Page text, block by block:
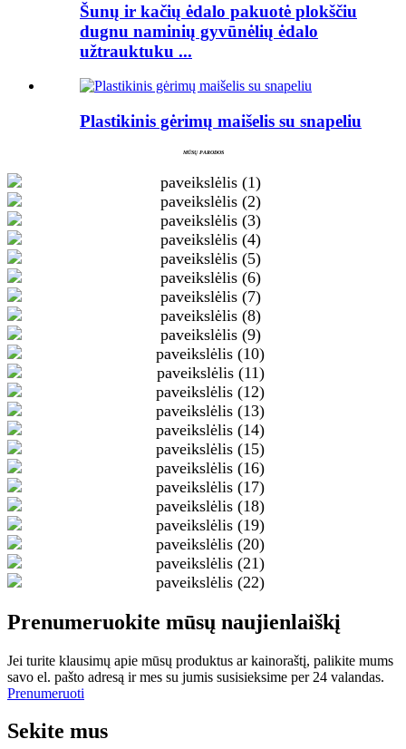
Šunų ir kačių ėdalo pakuotė plokščiu
dugnu naminių gyvūnėlių ėdalo
užtrauktuku ...
Plastikinis gėrimų maišelis su snapeliu
MŪSŲ PARODOS
Prenumeruokite mūsų naujienlaiškį
Jei turite klausimų apie mūsų produktus ar kainoraštį, palikite mums
savo el. pašto adresą ir mes su jumis susisieksime per 24 valandas.
Prenumeruoti
Sekite mus